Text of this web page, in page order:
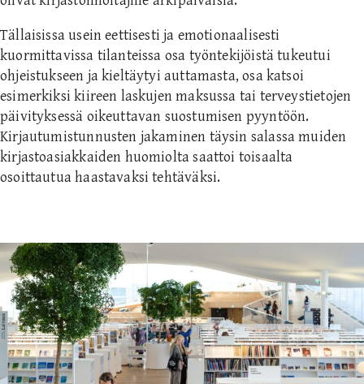
Tällaisissa usein eettisesti ja emotionaalisesti
kuormittavissa tilanteissa osa työntekijöistä tukeutui
ohjeistukseen ja kieltäytyi auttamasta, osa katsoi
esimerkiksi kiireen laskujen maksussa tai terveystietojen
päivityksessä oikeuttavan suostumisen pyyntöön.
Kirjautumistunnusten jakaminen täysin salassa muiden
kirjastoasiakkaiden huomiolta saattoi toisaalta
osoittautua haastavaksi tehtäväksi.